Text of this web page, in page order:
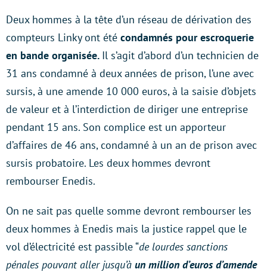
Deux hommes à la tête d’un réseau de dérivation des
compteurs Linky ont été condamnés pour escroquerie
en bande organisée. Il s’agit d’abord d’un technicien de
31 ans condamné à deux années de prison, l’une avec
sursis, à une amende 10 000 euros, à la saisie d’objets
de valeur et à l’interdiction de diriger une entreprise
pendant 15 ans. Son complice est un apporteur
d’affaires de 46 ans, condamné à un an de prison avec
sursis probatoire. Les deux hommes devront
rembourser Enedis.
On ne sait pas quelle somme devront rembourser les
deux hommes à Enedis mais la justice rappel que le
vol d’électricité est passible “de lourdes sanctions
pénales pouvant aller jusqu’à un million d’euros d’amende